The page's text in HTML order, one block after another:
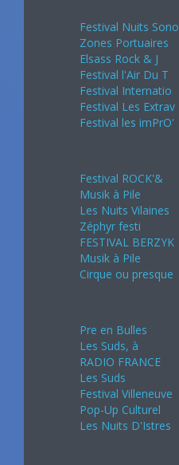
Festival Nuits Sono
Zones Portuaires
Elsass Rock & J
Festival l'Air Du T
Festival Internatio
Festival Les Extrav
Festival les imPrO'
Festival ROCK'&
Musik à Pile
Les Nuits Vilaines
Zéphyr festi
FESTIVAL BERZYK
Musik à Pile
Cirque ou presque
Pre en Bulles
Les Suds, à
RADIO FRANCE
Les Suds
Festival Villeneuve
Pop-Up Culturel
Les Nuits D'Istres